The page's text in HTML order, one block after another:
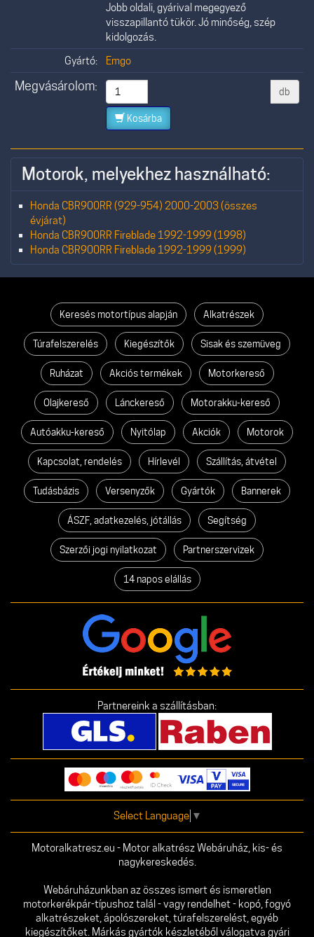
Jobb oldali, gyárival megegyező
visszapillantó tükör. Jó minőség, szép
kidolgozás.
Gyártó:
Emgo
Megvásárolom: db
Kosárba
Motorok, melyekhez használható:
Honda CBR900RR (929-954) 2000-2003 (összes
évjárat)
Honda CBR900RR Fireblade 1992-1999 (1998)
Honda CBR900RR Fireblade 1992-1999 (1999)
Keresés motortípus alapján Alkatrészek
Túrafelszerelés Kiegészítők Sisak és szemüveg
Ruházat Akciós termékek Motorkereső
Olajkereső Lánckereső Motorakku-kereső
Autóakku-kereső Nyitólap Akciók Motorok
Kapcsolat, rendelés Hírlevél Szállítás, átvétel
Tudásbázis Versenyzők Gyártók Bannerek
ÁSZF, adatkezelés, jótállás Segítség
Szerzői jogi nyilatkozat Partnerszervizek
14 napos elállás
Partnereink a szállításban:
Select Language ▼
Motoralkatresz.eu - Motor alkatrész Webáruház, kis- és
nagykereskedés.
Webáruházunkban az összes ismert és ismeretlen
motorkerékpár-típushoz talál - vagy rendelhet - kopó, fogyó
alkatrészeket, ápolószereket, túrafelszerelést, egyéb
kiegészítőket. Márkás gyártók készletéből válogatva gyári